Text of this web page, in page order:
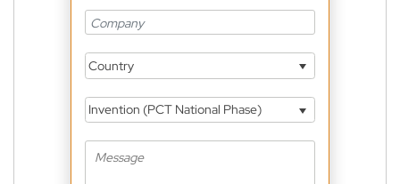
Country
Invention (PCT National Phase)